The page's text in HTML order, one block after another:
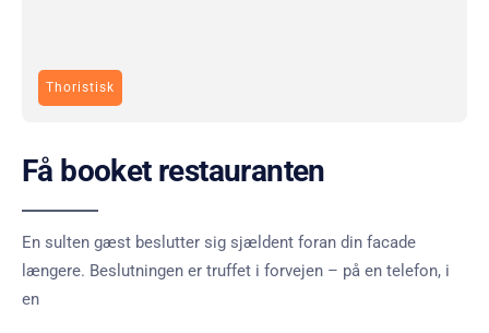
Thoristisk
Få booket restauranten
En sulten gæst beslutter sig sjældent foran din facade
længere. Beslutningen er truffet i forvejen – på en telefon, i
en